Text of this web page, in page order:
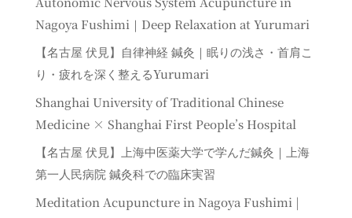
Nagoya Fushimi｜Deep Relaxation at Yurumari
【名古屋 伏見】自律神経 鍼灸｜眠りの浅さ・首肩こ
り・疲れを深く整えるYurumari
Shanghai University of Traditional Chinese
Medicine × Shanghai First People’s Hospital
【名古屋 伏見】上海中医薬大学で学んだ鍼灸｜上海
第一人民病院 鍼灸科での臨床実習
Meditation Acupuncture in Nagoya Fushimi |